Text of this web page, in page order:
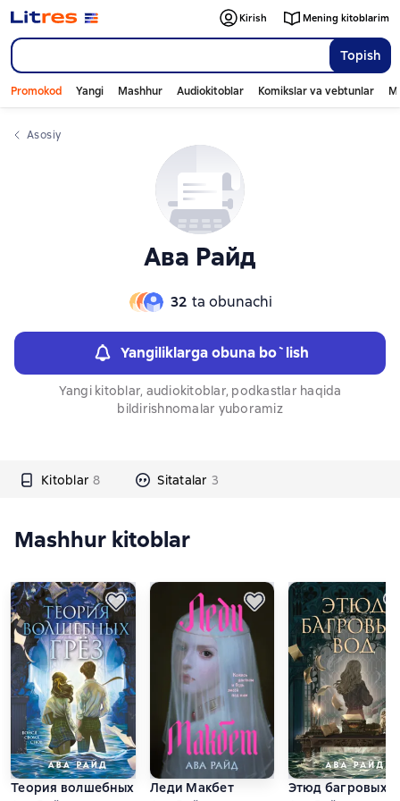
Topish
Kirish Mening kitoblarim
Promokod Yangi Mashhur Audiokitoblar Komikslar va vebtunlar
Asosiy
Ава Райд
32 ta obunachi
Yangiliklarga obuna bo`lish
Yangi kitoblar, audiokitoblar, podkastlar haqida
bildirishnomalar yuboramiz
Kitoblar 8 Sitatalar 3
Слайдер с книгами
Mashhur kitoblar
Теория волшебных грёзЛеди Макбет
Этюд багровых
Слайдер с книгами